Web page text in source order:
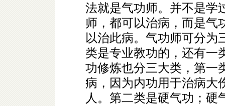
法就是气功师。并不是学
师，都可以治病，而是气
以治此病。气功师可分为
类是专业教功的，还有一
功修炼也分三大类，第一
病，因为内功用于治病大
人。第二类是硬气功；硬